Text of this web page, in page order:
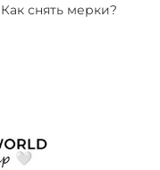
Как снять мерки?